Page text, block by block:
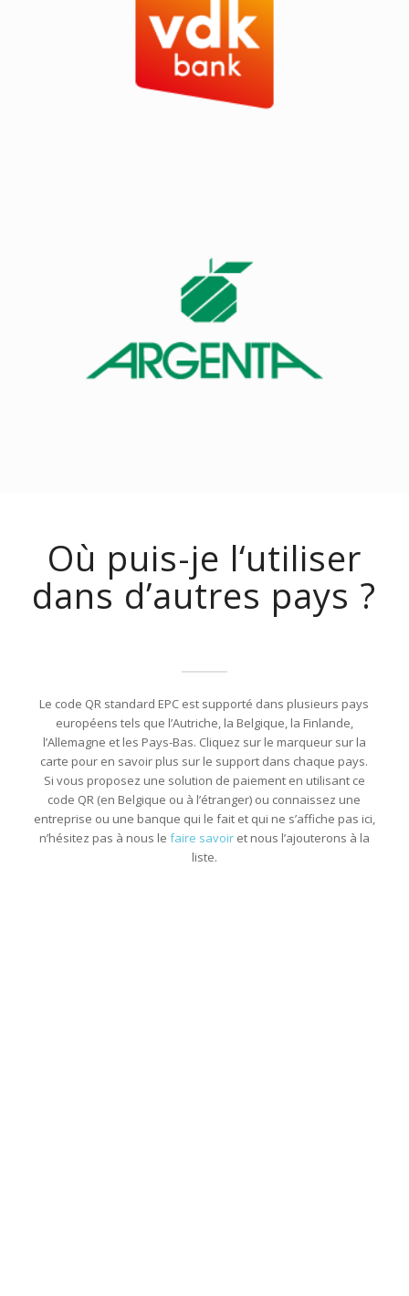
Où puis-je l‘utiliser
dans d’autres pays ?
Le code QR standard EPC est supporté dans plusieurs pays
européens tels que l’Autriche, la Belgique, la Finlande,
l’Allemagne et les Pays-Bas. Cliquez sur le marqueur sur la
carte pour en savoir plus sur le support dans chaque pays.
Si vous proposez une solution de paiement en utilisant ce
code QR (en Belgique ou à l’étranger) ou connaissez une
entreprise ou une banque qui le fait et qui ne s’affiche pas ici,
n’hésitez pas à nous le faire savoiret nous l’ajouterons à la
liste.